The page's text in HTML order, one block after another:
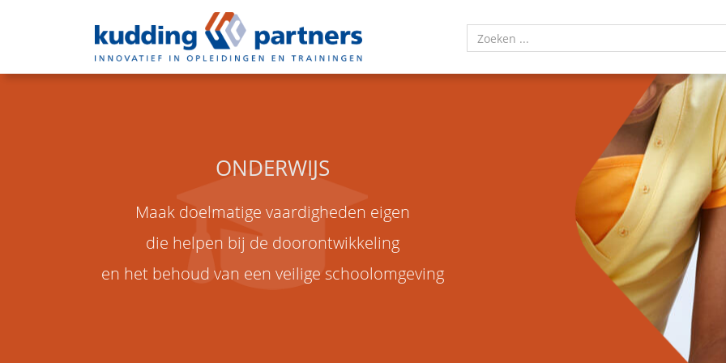
ONDERWIJS
Maak doelmatige vaardigheden eigen
die helpen bij de doorontwikkeling
en het behoud van een veilige schoolomgeving